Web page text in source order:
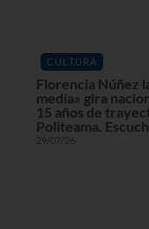
CULTURA
Florencia Núñez
media» gira
15 años de
Politeama.
29/07/26